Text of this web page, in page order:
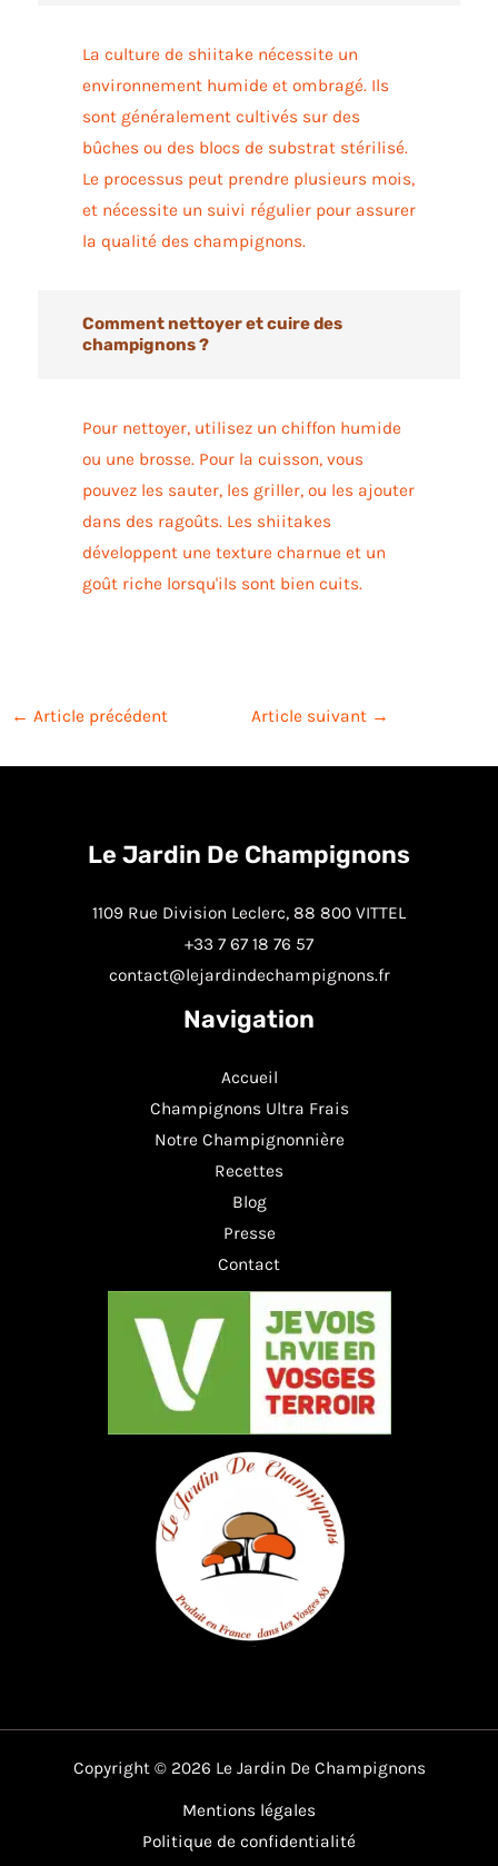
La culture de shiitake nécessite un
environnement humide et ombragé. Ils
sont généralement cultivés sur des
bûches ou des blocs de substrat stérilisé.
Le processus peut prendre plusieurs mois,
et nécessite un suivi régulier pour assurer
la qualité des champignons.
Comment nettoyer et cuire des
champignons ?
Pour nettoyer, utilisez un chiffon humide
ou une brosse. Pour la cuisson, vous
pouvez les sauter, les griller, ou les ajouter
dans des ragoûts. Les shiitakes
développent une texture charnue et un
goût riche lorsqu'ils sont bien cuits.
← Article précédent Article suivant →
Le Jardin De Champignons
1109 Rue Division Leclerc, 88 800 VITTEL
+33 7 67 18 76 57
contact@lejardindechampignons.fr
Navigation
Accueil
Champignons Ultra Frais
Notre Champignonnière
Recettes
Blog
Presse
Contact
Copyright © 2026 Le Jardin De Champignons
Mentions légales
Politique de confidentialité